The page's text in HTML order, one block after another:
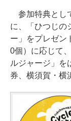
参加特典とし
に、「ひつじの
ー」をプレゼン
0個）に応じて
ルジャージ」を
券、横須賀・横